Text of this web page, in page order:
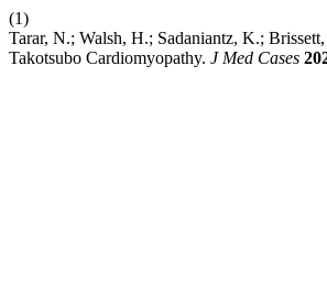
(1)
Tarar, N.; Walsh, H.; Sadaniantz, K.;
Takotsubo Cardiomyopathy. J Med Cases